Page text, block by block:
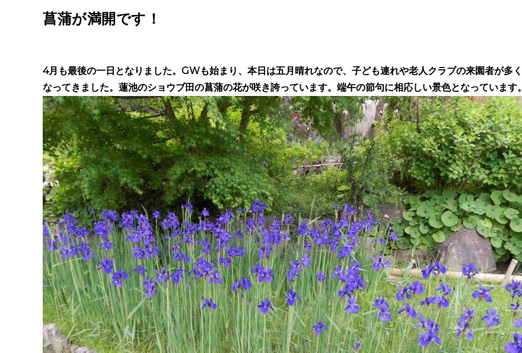
菖蒲が満開です！
4月も最後の一日となりました。GWも始まり、本日は五月晴れなので、子ども連れや老人クラブの来園者が多く
なってきました。蓮池のショウブ田の菖蒲の花が咲き誇っています。端午の節句に相応しい景色となっています。